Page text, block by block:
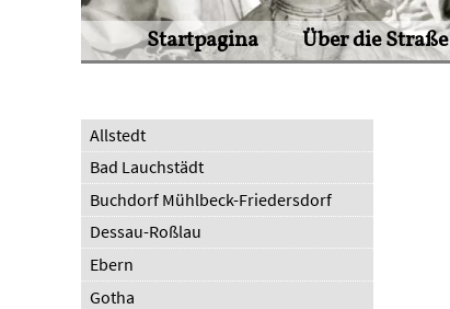
Startpagina Über die Straße
Allstedt
Bad Lauchstädt
Buchdorf Mühlbeck-Friedersdorf
Dessau-Roßlau
Ebern
Gotha